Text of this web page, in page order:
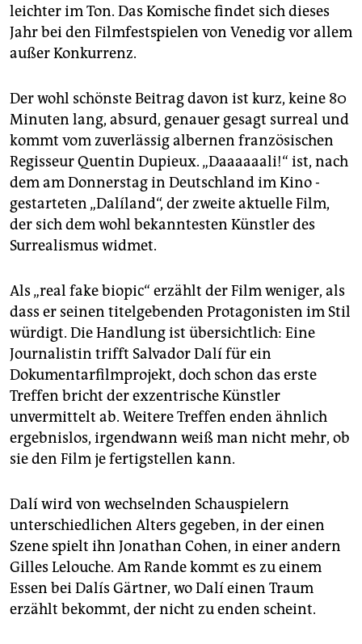
leichter im Ton. Das Komische findet sich dieses
Jahr bei den Filmfestspielen von Venedig vor allem
außer Konkurrenz.
Der wohl schönste Beitrag davon ist kurz, keine 80
Minuten lang, absurd, genauer gesagt surreal und
kommt vom zuverlässig albernen französischen
Regisseur Quentin Du­pieux. „Daaaaaali!“ ist, nach
dem am Donnerstag in Deutschland im Kino ­
gestarteten „Dalíland“, der zweite aktuelle Film,
der sich dem wohl bekanntesten Künstler des
Surrealismus widmet.
Als „real fake biopic“ erzählt der Film weniger, als
dass er seinen titelgebenden Protagonisten im Stil
würdigt. Die Handlung ist übersichtlich: Eine
Journalistin trifft Salvador Dalí für ein
Dokumentarfilmprojekt, doch schon das erste
Treffen bricht der exzentrische Künstler
unvermittelt ab. Weitere Treffen enden ähnlich
ergebnislos, irgendwann weiß man nicht mehr, ob
sie den Film je fertigstellen kann.
Dalí wird von wechselnden Schauspielern
unterschiedlichen Alters gegeben, in der einen
Szene spielt ihn Jonathan Cohen, in einer andern
Gilles Lelouche. Am Rande kommt es zu einem
Essen bei Dalís Gärtner, wo Dalí einen Traum
erzählt bekommt, der nicht zu enden scheint.